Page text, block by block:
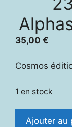
35,00 €
Cosmos
1 en stock
quantité
Ajouter au